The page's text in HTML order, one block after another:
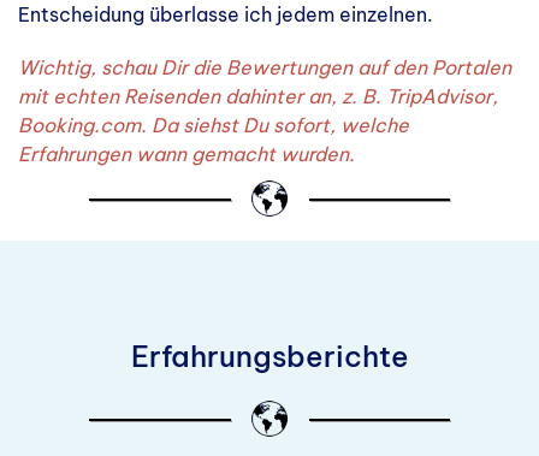
Entscheidung überlasse ich jedem einzelnen.
Wichtig, schau Dir die Bewertungen auf den Portalen
mit echten Reisenden dahinter an, z. B. TripAdvisor,
Booking.com. Da siehst Du sofort, welche
Erfahrungen wann gemacht wurden.
Erfahrungsberichte